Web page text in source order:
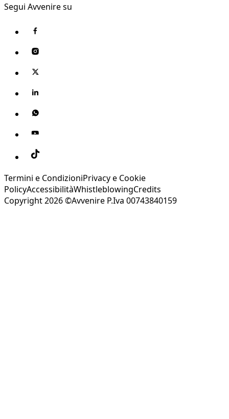
Segui Avvenire su
Termini e CondizioniPrivacy e Cookie
PolicyAccessibilitàWhistleblowingCredits
Copyright 2026 ©Avvenire P.Iva 00743840159